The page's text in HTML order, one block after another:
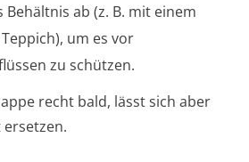
Behältnis ab (z. B. mit einem
um es vor
zu schützen.
recht bald, lässt sich aber